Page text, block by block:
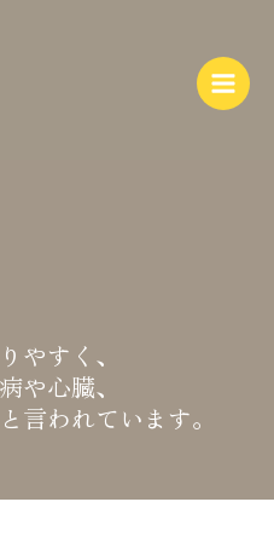
Menu
やすく、
や心臓、
言われています。